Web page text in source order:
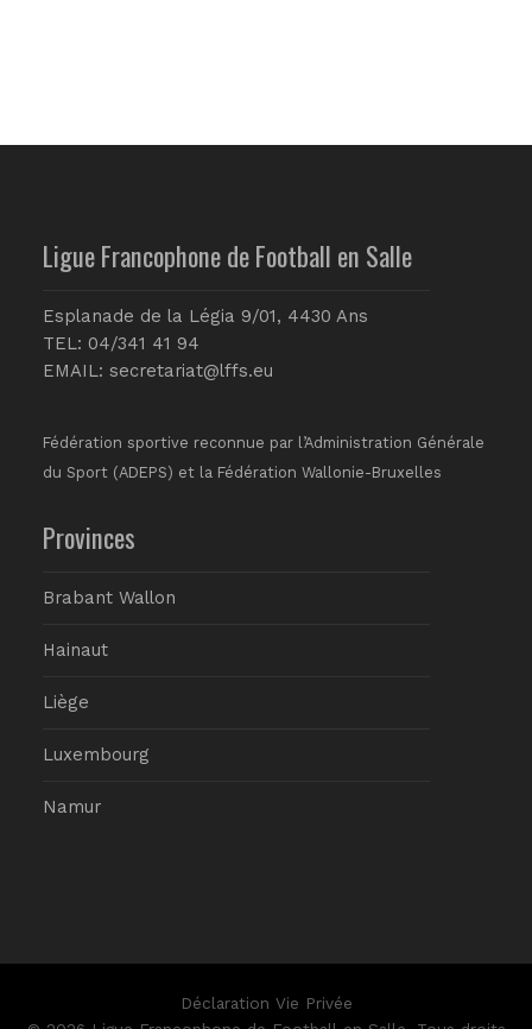
Ligue Francophone de Football en Salle
Esplanade de la Légia 9/01, 4430 Ans
TEL: 04/341 41 94
EMAIL: secretariat@lffs.eu
Fédération sportive reconnue par l’Administration Générale
du Sport (ADEPS) et la Fédération Wallonie-Bruxelles
Provinces
Brabant Wallon
Hainaut
Liège
Luxembourg
Namur
Déclaration Vie Privée